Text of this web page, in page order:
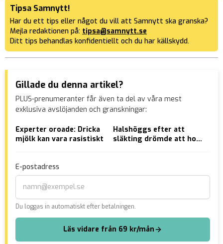
Tipsa Samnytt!
Har du ett tips eller något du vill att Samnytt ska granska?
Mejla redaktionen på: tipsa@samnytt.se
Ditt tips behandlas konfidentiellt och du har källskydd.
Gillade du denna artikel?
PLUS-prenumeranter får även ta del av våra mest
exklusiva avslöjanden och granskningar:
Experter oroade: Dricka
mjölk kan vara rasistiskt
Halshöggs efter att
släkting drömde att hon
E-postadress
Du loggas in automatiskt efter betalningen.
Läs vidare från 69 kr/mån